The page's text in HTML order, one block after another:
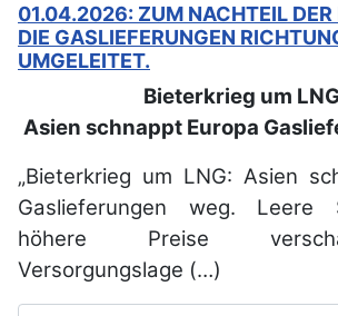
01.04.2026: ZUM NACHTEIL DER
DIE GASLIEFERUNGEN
UMGELEITET.
Bieterkrieg um
Asien schnappt Europa
„Bieterkrieg um LNG: Asien
Gaslieferungen weg. Leere
höhere Preise
Versorgungslage (…)